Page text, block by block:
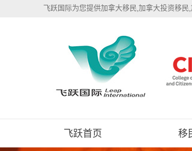
飞跃国际为您提供加拿大移民,加拿大投资移
飞跃首页 移